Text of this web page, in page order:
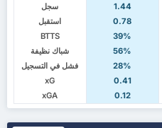
سجل
1.44
استقبل
0.78
BTTS
39%
شباك نظيفة
56%
فشل في التسجيل
28%
xG
0.41
xGA
0.12